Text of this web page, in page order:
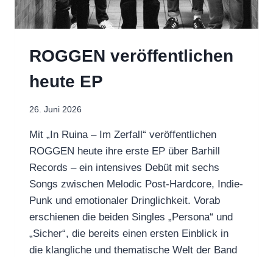
ROGGEN veröffentlichen
heute EP
26. Juni 2026
Mit „In Ruina – Im Zerfall“ veröffentlichen
ROGGEN heute ihre erste EP über Barhill
Records – ein intensives Debüt mit sechs
Songs zwischen Melodic Post-Hardcore, Indie-
Punk und emotionaler Dringlichkeit. Vorab
erschienen die beiden Singles „Persona“ und
„Sicher“, die bereits einen ersten Einblick in
die klangliche und thematische Welt der Band